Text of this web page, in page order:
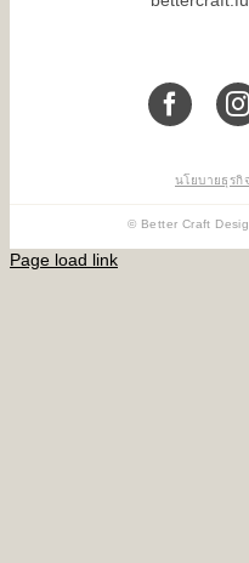
นโยบายธุรกิ
© Better Craft
Page load link